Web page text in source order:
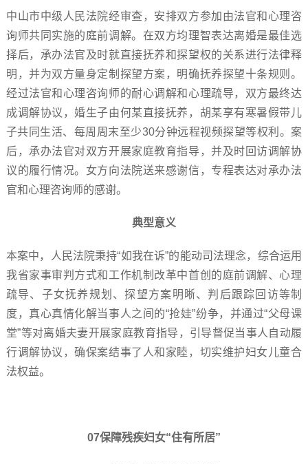
中山市中级人民法院经审查，安排双方参加由法官和心理咨
询师共同实施的庭前调解。在双方均理智表达离婚是最佳选
择后，承办法官及时就直接抚养和探望权的关系进行法律释
明，并为双方量身定制探望方案，明确抚养探望十条规则。
经过法官和心理咨询师的耐心调解和心理疏导，双方最终达
成调解协议，婚生子由何某直接抚养，胡某享有寒暑假带儿
子共同生活、每周周末至少30分钟远程视频探望等权利。案
后，承办法官对双方开展家庭教育指导，并及时回访调解协
议的履行情况。女方向法院送来感谢信，专程表达对承办法
官和心理咨询师的感谢。
典型意义
本案中，人民法院秉持“如我在诉”的能动司法理念，综合运用
我省家事审判方式和工作机制改革中首创的庭前调解、心理
疏导、子女抚养规划、探望方案明晰、判后跟踪回访等制
度，真心真情化解当事人之间的“抢娃”纷争，并通过“父母课
堂”等对离婚夫妻开展家庭教育指导，引导督促当事人自动履
行调解协议，确保案结事了人和家睦，切实维护妇女儿童合
法权益。
07保障残疾妇女“住有所居”